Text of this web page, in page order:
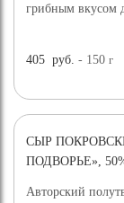
грибным вкусом
405 руб. - 150г
СЫР
ПОДВОРЬЕ»,
Авторский